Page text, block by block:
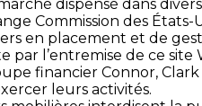
dispensé dans
Commission des
en placement et de
l’entremise de ce
financier Connor,
leurs activités.